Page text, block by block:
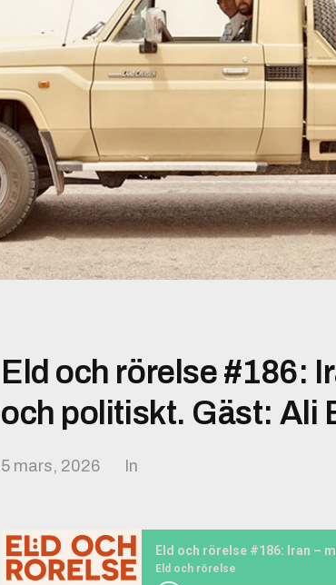
Eld och rörelse #186:
och politiskt. Gäst: Ali
5 mars, 2026 In
Eld och rörelse